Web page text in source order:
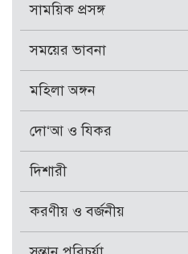
সাময়িক প্রসঙ্গ
সময়ের ভাবনা
মহিলা অঙ্গন
দো‘আ ও যিকর
দিশারী
করণীয় ও বর্জনীয়